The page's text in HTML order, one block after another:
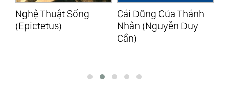
Cái Dũng Của Thánh
Nhân (Nguyễn Duy
Chinh Phục Mục Tiêu
(Brian Tracy)